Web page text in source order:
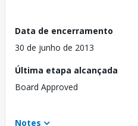
Data de encerramento
30 de junho de 2013
Última etapa alcançada
Board Approved
Notes